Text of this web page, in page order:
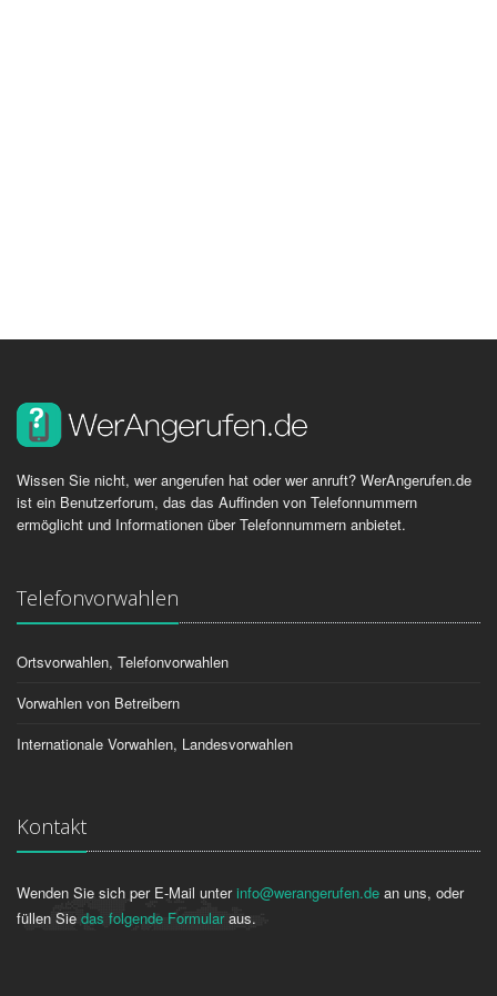
Wissen Sie nicht, wer angerufen hat oder wer anruft? WerAngerufen.de
ist ein Benutzerforum, das das Auffinden von Telefonnummern
ermöglicht und Informationen über Telefonnummern anbietet.
Telefonvorwahlen
Ortsvorwahlen, Telefonvorwahlen
Vorwahlen von Betreibern
Internationale Vorwahlen, Landesvorwahlen
Kontakt
Wenden Sie sich per E-Mail unterinfo@werangerufen.de an uns, oder
füllen Sie das folgende Formularaus.